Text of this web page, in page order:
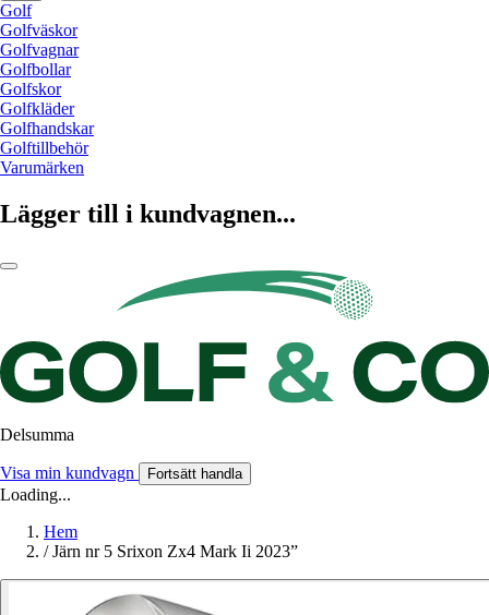
Golf
Golfväskor
Golfvagnar
Golfbollar
Golfskor
Golfkläder
Golfhandskar
Golftillbehör
Varumärken
Lägger till i kundvagnen...
Delsumma
Visa min kundvagn Fortsätt handla
Loading...
Hem
/ Järn nr 5 Srixon Zx4 Mark Ii 2023”